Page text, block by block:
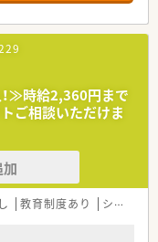
剤情報の提供など
/日、午前中は20名程度
きます。
です。地域密着型のチ
り、新しい法人でありな
薬局です。
等はございません。
！≫時給2,360円まで
ご相談いただけま
教育制度あり シフト制